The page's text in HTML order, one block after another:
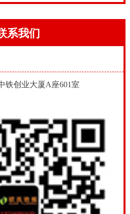
系我们
铁创业大厦A座601室